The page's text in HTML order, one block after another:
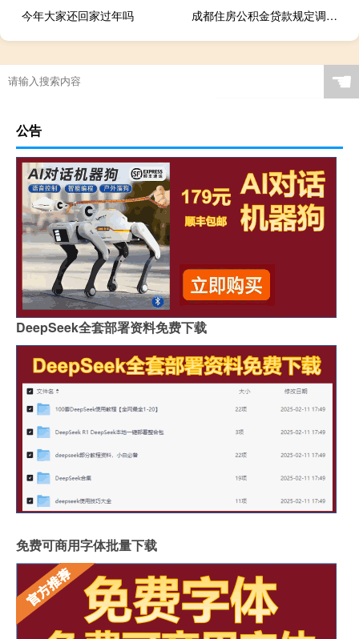
今年大家还回家过年吗
成都住房公积金贷款规定调整住房套数认定发生变化
☚
公告
DeepSeek全套部署资料免费下载
免费可商用字体批量下载